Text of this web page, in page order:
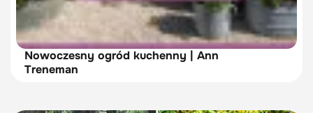
Nowoczesny ogród kuchenny | Ann
Treneman